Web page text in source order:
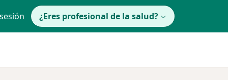
¿Eres profesional de la salud?